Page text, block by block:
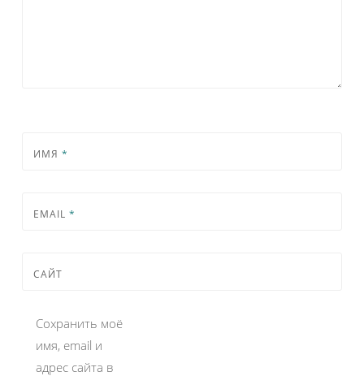
ИМЯ *
EMAIL *
САЙТ
Сохранить моё
имя, email и
адрес сайта в